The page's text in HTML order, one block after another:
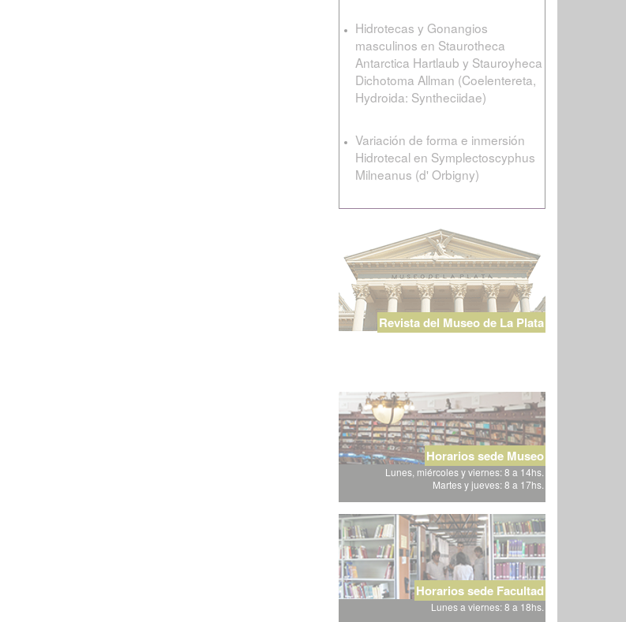
Hidrotecas y Gonangios
masculinos en Staurotheca
Antarctica Hartlaub y Stauroyheca
Dichotoma Allman (Coelentereta,
Hydroida: Syntheciidae)
Variación de forma e inmersión
Hidrotecal en Symplectoscyphus
Milneanus (d' Orbigny)
Revista del Museo de La Plata
Horarios sede Museo
Lunes, miércoles y viernes: 8 a 14hs.
Martes y jueves: 8 a 17hs.
Horarios sede Facultad
Lunes a viernes: 8 a 18hs.